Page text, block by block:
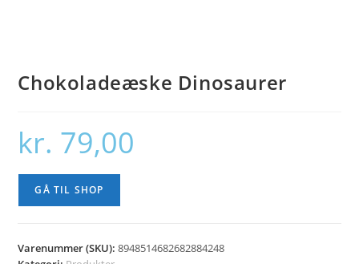
Chokoladeæske Dinosaurer
kr. 79,00
GÅ TIL SHOP
Varenummer (SKU):8948514682682884248